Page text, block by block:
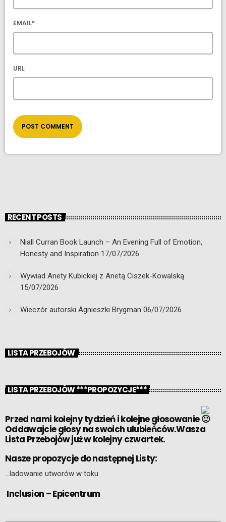
EMAIL*
URL
RECENT POSTS
Niall Curran Book Launch – An Evening Full of Emotion,
Honesty and Inspiration 17/07/2026
Wywiad Anety Kubickiej z Anetą Ciszek-Kowalską
15/07/2026
Wieczór autorski Agnieszki Brygman 06/07/2026
LISTA PRZEBOJÓW
LISTA PRZEBOJÓW ***PROPOZYCJE***
Przed nami kolejny tydzień i kolejne głosowanie
Oddawajcie głosy na swoich ulubieńców.Wasza
Lista Przebojów już w kolejny czwartek.
Nasze propozycje do następnej Listy:
…ladowanie utworów w toku
Inclusion – Epicentrum